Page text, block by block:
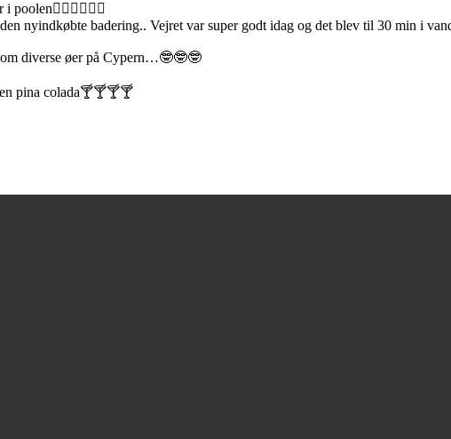
poolen🏊‍♂️🏊‍♂️🏊‍♂️
nyindkøbte badering.. Vejret var super godt idag og det blev til 30 min i
diverse øer på Cypern…🤓🤓🤓
pina colada🍸🍸🍸🍸